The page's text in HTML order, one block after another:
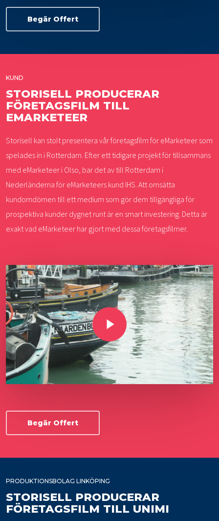
Begär Offert
KUND
STORISELL PRODUCERAR
FÖRETAGSFILM TILL
EMARKETEER
Storisell kan stolt presentera vår företagsfilm för eMarketeer som
spelades in i Rotterdam. Efter ett tidigare projekt för tillsammans
med eMarketeer i Olso, bar det av till Rotterdam i
Nederländerna för eMarketeers kund IHS. Att omsätta
kundomdömen till ett medium som gör dem tillgängliga för
prospektiva kunder dygnet runt är en smart investering. Detta är
exakt vad eMarketeer har gjort med dessa företagsfilmer.
Play Video
Begär Offert
PRODUKTIONSBOLAG LINKÖPING
STORISELL PRODUCERAR
FÖRETAGSFILM TILL UNIMI